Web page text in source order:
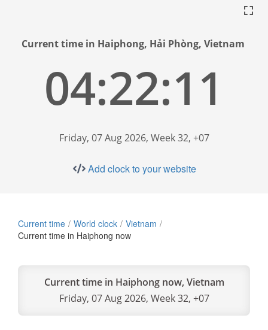
Current time in Haiphong, Hải Phòng, Vietnam
04:22:12
Friday, 07 Aug 2026, Week 32, +07
Add clock to your website
Current time World clock
Vietnam
Current time in Haiphong now
Current time in Haiphong now, Vietnam
Friday, 07 Aug 2026, Week 32, +07